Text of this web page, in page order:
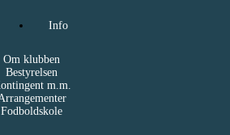
Info
Om klubben
Bestyrelsen
m.m.
Fodboldskole